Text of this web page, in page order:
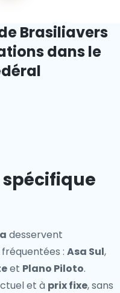
Brasiliavers
dans le
desservent
: Asa Sul,
et Plano Piloto.
et à prix fixe, sans